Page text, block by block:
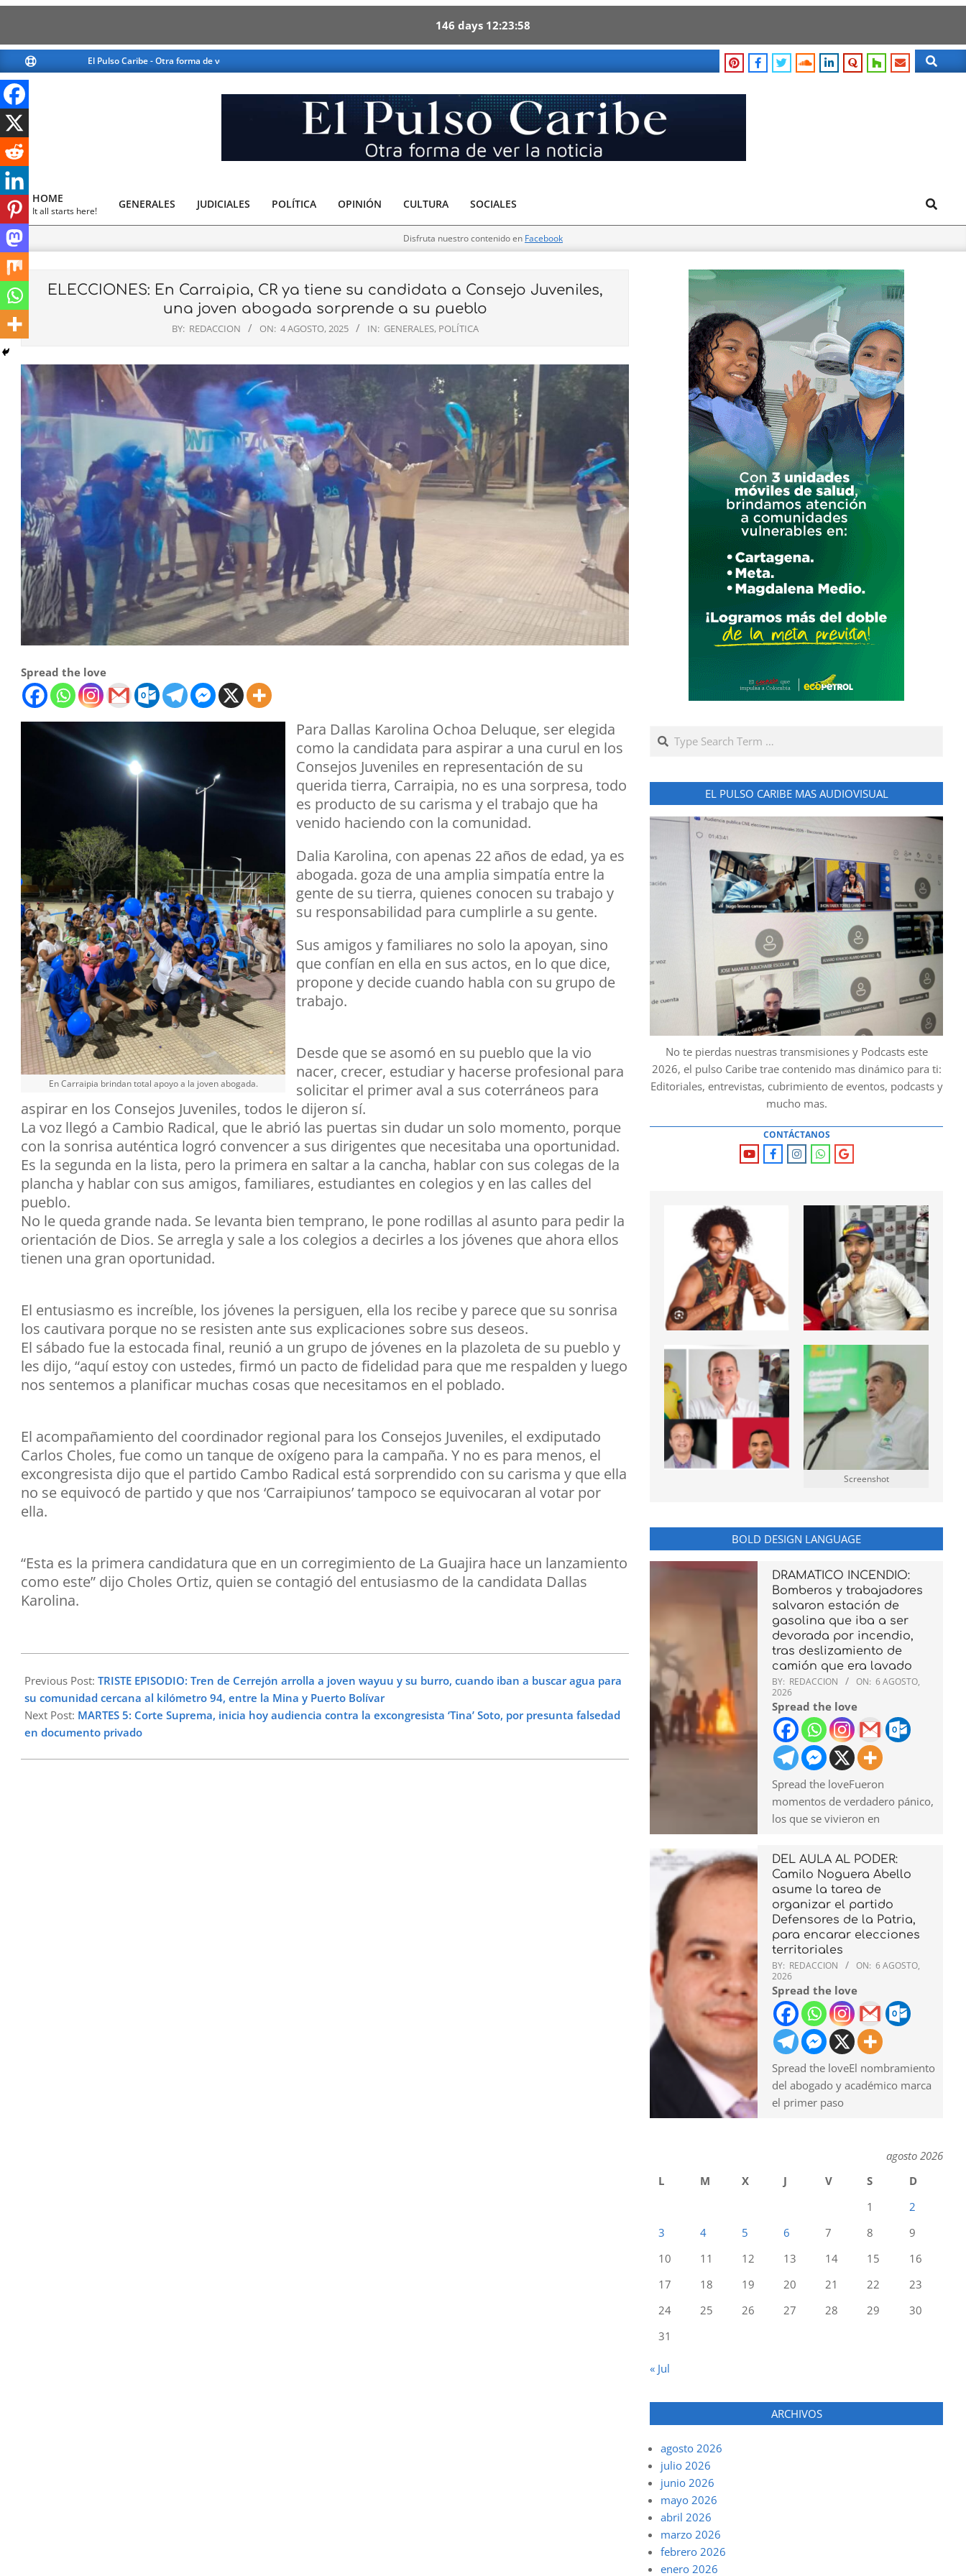
146 days 12 23 57
to
content
El Pulso Caribe - Otra forma de ver la noticia Search
El
Caribe
Primary
Navigation
Menu
HOME
It all starts here!
GENERALES JUDICIALES POLÍTICA OPINIÓN CULTURA SOCIALES Search
Disfruta nuestro contenido en Facebook
ELECCIONES: En Carraipia, CR ya tiene su candidata a Consejo Juveniles,
una joven abogada sorprende a su pueblo
BY: REDACCION ON: 4 AGOSTO, 2025 IN: GENERALES, POLÍTICA
Spread the love
En Carraipia brindan total apoyo a la joven abogada.
Para Dallas Karolina Ochoa Deluque, ser elegida
como la candidata para aspirar a una curul en los
Consejos Juveniles en representación de su
querida tierra, Carraipia, no es una sorpresa, todo
es producto de su carisma y el trabajo que ha
venido haciendo con la comunidad.
Dalia Karolina, con apenas 22 años de edad, ya es
abogada. goza de una amplia simpatía entre la
gente de su tierra, quienes conocen su trabajo y
su responsabilidad para cumplirle a su gente.
Sus amigos y familiares no solo la apoyan, sino
que confían en ella en sus actos, en lo que dice,
propone y decide cuando habla con su grupo de
trabajo.
Desde que se asomó en su pueblo que la vio
nacer, crecer, estudiar y hacerse profesional para
solicitar el primer aval a sus coterráneos para
aspirar en los Consejos Juveniles, todos le dijeron sí.
La voz llegó a Cambio Radical, que le abrió las puertas sin dudar un solo momento, porque
con la sonrisa auténtica logró convencer a sus dirigentes que necesitaba una oportunidad.
Es la segunda en la lista, pero la primera en saltar a la cancha, hablar con sus colegas de la
plancha y hablar con sus amigos, familiares, estudiantes en colegios y en las calles del
pueblo.
No le queda grande nada. Se levanta bien temprano, le pone rodillas al asunto para pedir la
orientación de Dios. Se arregla y sale a los colegios a decirles a los jóvenes que ahora ellos
tienen una gran oportunidad.
El entusiasmo es increíble, los jóvenes la persiguen, ella los recibe y parece que su sonrisa
los cautivara porque no se resisten ante sus explicaciones sobre sus deseos.
El sábado fue la estocada final, reunió a un grupo de jóvenes en la plazoleta de su pueblo y
les dijo, “aquí estoy con ustedes, firmó un pacto de fidelidad para que me respalden y luego
nos sentemos a planificar muchas cosas que necesitamos en el poblado.
El acompañamiento del coordinador regional para los Consejos Juveniles, el exdiputado
Carlos Choles, fue como un tanque de oxígeno para la campaña. Y no es para menos, el
excongresista dijo que el partido Cambo Radical está sorprendido con su carisma y que ella
no se equivocó de partido y que nos ‘Carraipiunos’ tampoco se equivocaran al votar por
ella.
“Esta es la primera candidatura que en un corregimiento de La Guajira hace un lanzamiento
como este” dijo Choles Ortiz, quien se contagió del entusiasmo de la candidata Dallas
Karolina.
08-
04
Previous Post: TRISTE EPISODIO: Tren de Cerrejón arrolla a joven wayuu y su burro, cuando iban a buscar agua para
su comunidad cercana al kilómetro 94, entre la Mina y Puerto Bolívar
Next Post: MARTES 5: Corte Suprema, inicia hoy audiencia contra la excongresista ‘Tina’ Soto, por presunta falsedad
en documento privado
Search
EL PULSO CARIBE MAS AUDIOVISUAL
No te pierdas nuestras transmisiones y Podcasts este
2026, el pulso Caribe trae contenido mas dinámico para ti:
Editoriales, entrevistas, cubrimiento de eventos, podcasts y
mucho mas.
CONTÁCTANOS
Screenshot
BOLD DESIGN LANGUAGE
DRAMATICO INCENDIO:
Bomberos y trabajadores
salvaron estación de
gasolina que iba a ser
devorada por incendio,
tras deslizamiento de
camión que era lavado
BY: REDACCION ON: 6 AGOSTO,
2026
Spread the love
Spread the loveFueron
momentos de verdadero pánico,
los que se vivieron en
DEL AULA AL PODER:
Camilo Noguera Abello
asume la tarea de
organizar el partido
Defensores de la Patria,
para encarar elecciones
territoriales
BY: REDACCION ON: 6 AGOSTO,
2026
Spread the love
Spread the loveEl nombramiento
del abogado y académico marca
el primer paso
agosto 2026
L
M X J V S
D
1
2
3
4 5 6 7 8
9
10
11 12 13 14 15
16
17
18 19 20 21 22
23
24
25 26 27 28 29
30
31
« Jul
ARCHIVOS
agosto 2026
julio 2026
junio 2026
mayo 2026
abril 2026
marzo 2026
febrero 2026
enero 2026